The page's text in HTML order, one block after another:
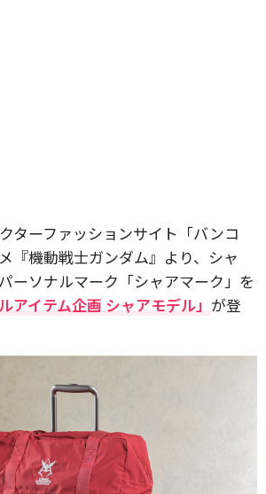
ターファッションサイト「バンコ
『機動戦士ガンダム』より、シャ
ーソナルマーク「シャアマーク」を
アイテム企画 シャアモデル」 が登